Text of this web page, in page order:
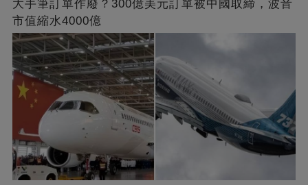
大手筆訂單作廢？300億美元訂單被中國取締，波音
市值縮水4000億